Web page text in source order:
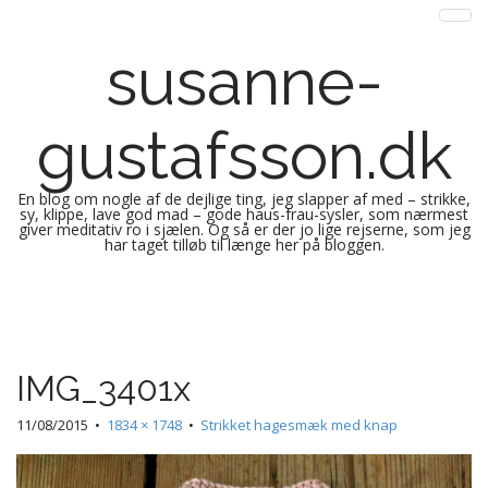
susanne-
gustafsson.dk
En blog om nogle af de dejlige ting, jeg slapper af med – strikke,
sy, klippe, lave god mad – gode haus-frau-sysler, som nærmest
giver meditativ ro i sjælen. Og så er der jo lige rejserne, som jeg
har taget tilløb til længe her på bloggen.
n
m
e
n
t
o
c
o
n
IMG_3401x
11/08/2015 • 1834 × 1748 • Strikket hagesmæk med knap